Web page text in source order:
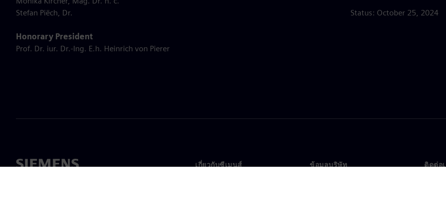
Stefan Piëch, Dr.
Honorary President
Prof. Dr. iur. Dr.-Ing. E.h. Heinrich von Pierer
Status: October 25, 2024
เกี่ยวกับซีเมนส์ ข้อมูลบริษัท ติดต่อ